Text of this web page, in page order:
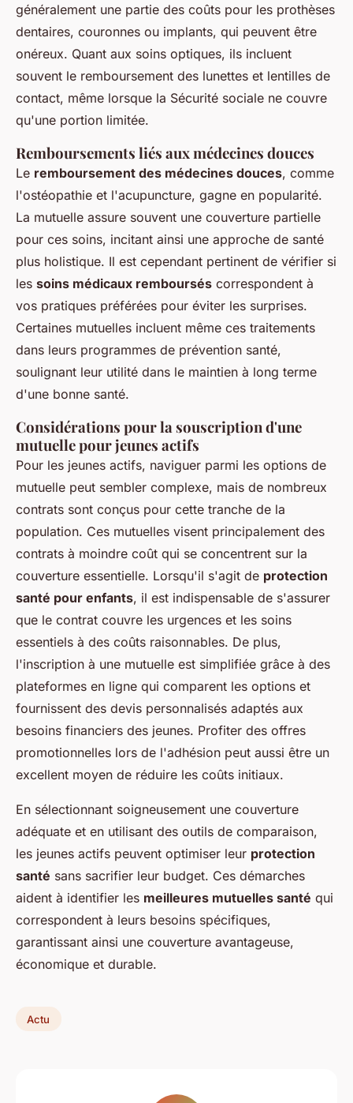
généralement une partie des coûts pour les prothèses
dentaires, couronnes ou implants, qui peuvent être
onéreux. Quant aux soins optiques, ils incluent
souvent le remboursement des lunettes et lentilles de
contact, même lorsque la Sécurité sociale ne couvre
qu'une portion limitée.
Remboursements liés aux médecines douces
Le remboursement des médecines douces, comme
l'ostéopathie et l'acupuncture, gagne en popularité.
La mutuelle assure souvent une couverture partielle
pour ces soins, incitant ainsi une approche de santé
plus holistique. Il est cependant pertinent de vérifier si
les soins médicaux remboursés correspondent à
vos pratiques préférées pour éviter les surprises.
Certaines mutuelles incluent même ces traitements
dans leurs programmes de prévention santé,
soulignant leur utilité dans le maintien à long terme
d'une bonne santé.
Considérations pour la souscription d'une
mutuelle pour jeunes actifs
Pour les jeunes actifs, naviguer parmi les options de
mutuelle peut sembler complexe, mais de nombreux
contrats sont conçus pour cette tranche de la
population. Ces mutuelles visent principalement des
contrats à moindre coût qui se concentrent sur la
couverture essentielle. Lorsqu'il s'agit de protection
santé pour enfants, il est indispensable de s'assurer
que le contrat couvre les urgences et les soins
essentiels à des coûts raisonnables. De plus,
l'inscription à une mutuelle est simplifiée grâce à des
plateformes en ligne qui comparent les options et
fournissent des devis personnalisés adaptés aux
besoins financiers des jeunes. Profiter des offres
promotionnelles lors de l'adhésion peut aussi être un
excellent moyen de réduire les coûts initiaux.
En sélectionnant soigneusement une couverture
adéquate et en utilisant des outils de comparaison,
les jeunes actifs peuvent optimiser leur protection
santé sans sacrifier leur budget. Ces démarches
aident à identifier les meilleures mutuelles santé qui
correspondent à leurs besoins spécifiques,
garantissant ainsi une couverture avantageuse,
économique et durable.
Actu